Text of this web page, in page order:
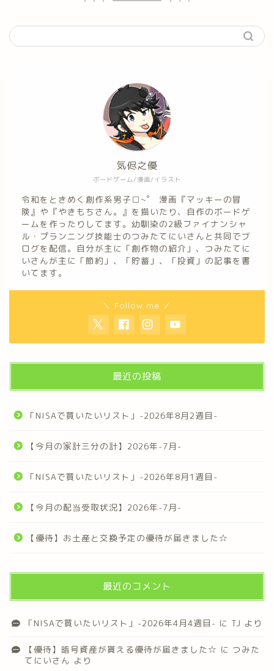
ボードゲーム/漫画/イラスト
気侭之優
令和をときめく創作系男子□~゜ 漫画『マッキーの冒
険』や『やきもちさん。』を描いたり、自作のボードゲ
ームを作ったりしてます。幼馴染の2級ファイナンシャ
ル・プランニング技能士のつみたてにいさんと共同でブ
ログを配信。自分が主に「創作物の紹介」、つみたてに
いさんが主に「節約」、「貯蓄」、「投資」の記事を書
いてます。
＼ Follow me ／
最近の投稿
「NISAで買いたいリスト」-2026年8月2週目-
【今月の家計三分の計】2026年-7月-
「NISAで買いたいリスト」-2026年8月1週目-
【今月の配当受取状況】2026年-7月-
【優待】お土産と交換予定の優待が届きました☆
最近のコメント
「NISAで買いたいリスト」-2026年4月4週目- に TJ より
【優待】暗号資産が貰える優待が届きました☆ に つみた
てにいさん より